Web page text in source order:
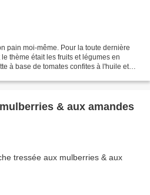
pain moi-même. Pour la toute dernière
thème était les fruits et légumes en
à base de tomates confites à l'huile et
& aux amandes